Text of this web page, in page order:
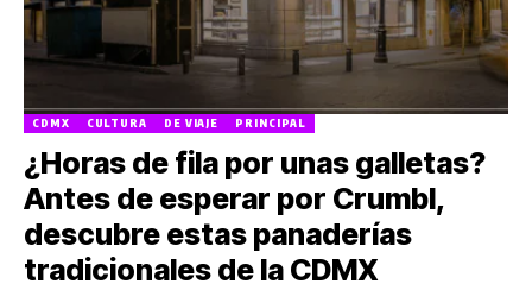
CDMX CULTURA DE VIAJE PRINCIPAL
¿Horas de fila por unas galletas?
Antes de esperar por Crumbl,
descubre estas panaderías
tradicionales de la CDMX